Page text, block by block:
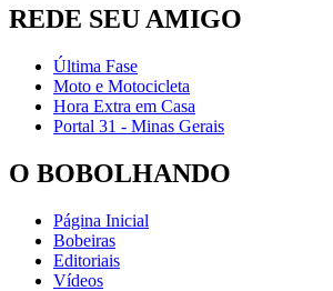
REDE SEU AMIGO
Última Fase
Moto e Motocicleta
Hora Extra em Casa
Portal 31 - Minas Gerais
O BOBOLHANDO
Página Inicial
Bobeiras
Editoriais
Vídeos